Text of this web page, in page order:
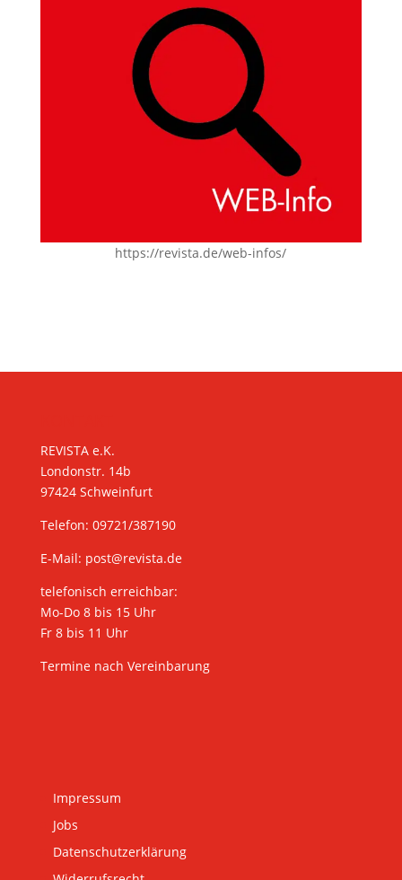
https://revista.de/web-infos/
REVISTA e.K.
Londonstr. 14b
97424 Schweinfurt
Telefon: 09721/387190
E-Mail: post@revista.de
telefonisch erreichbar:
Mo-Do 8 bis 15 Uhr
Fr 8 bis 11 Uhr
Termine nach Vereinbarung
Impressum
Jobs
Datenschutzerklärung